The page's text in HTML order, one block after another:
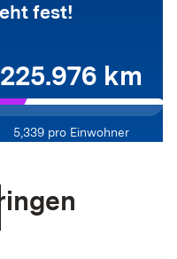
fest!
225.976 km
5,339 pro Einwohner